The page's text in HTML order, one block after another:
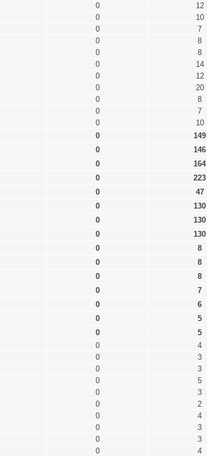
0 12
0 10
0 7
0 8
0 8
0 14
0 12
0 20
0 8
0 7
0 10
0 149
0 146
0 164
0 223
0 47
0 130
0 130
0 130
0 8
0 8
0 8
0 7
0 6
0 5
0 5
0 4
0 3
0 3
0 5
0 3
0 2
0 4
0 3
0 3
0 4